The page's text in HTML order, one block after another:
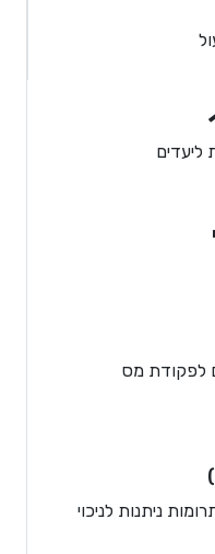
ליעדים
לפקודת מס
ניתנות לניכוי